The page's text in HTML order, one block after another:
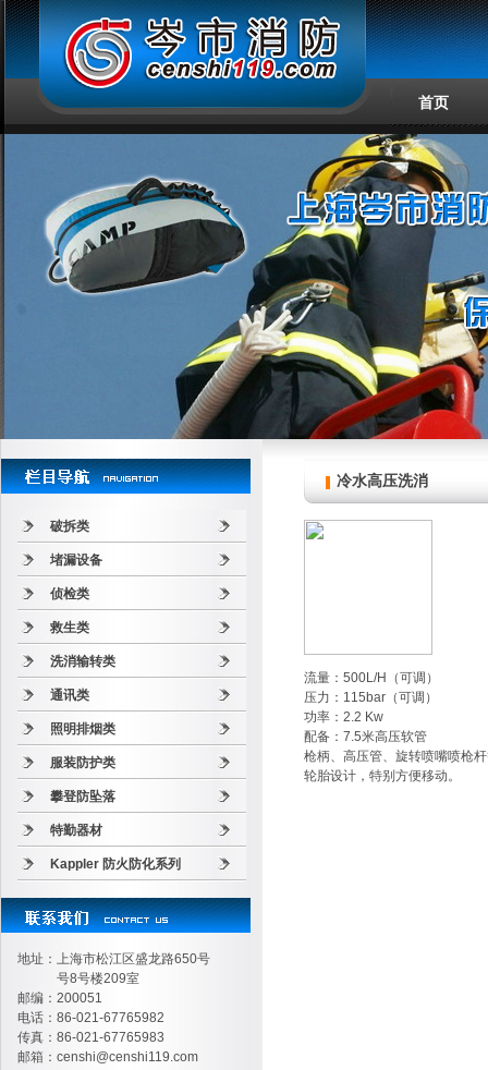
首页
破拆类
堵漏设备
侦检类
救生类
洗消输转类
通讯类
照明排烟类
服装防护类
攀登防坠落
特勤器材
Kappler 防火防化系列
地址：上海市松江区盛龙路650号
号8号楼209室
邮编：200051
电话：86-021-67765982
传真：86-021-67765983
邮箱： censhi@censhi119.com
冷水高压洗消
流量：500L/H（可调）
压力：115bar（可调）
功率：2.2 Kw
配备：7.5米高压软管
枪柄、高压管、旋转喷嘴喷枪
轮胎设计，特别方便移动。